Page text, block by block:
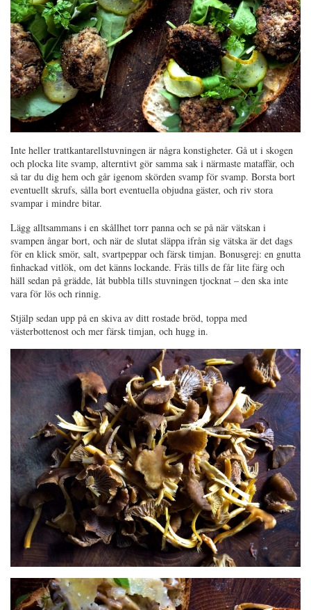
Inte heller trattkantarellstuvningen är några konstigheter. Gå ut i skogen
och plocka lite svamp, alterntivt gör samma sak i närmaste mataffär, och
så tar du dig hem och går igenom skörden svamp för svamp. Borsta bort
eventuellt skrufs, sålla bort eventuella objudna gäster, och riv stora
svampar i mindre bitar.
Lägg alltsammans i en skållhet torr panna och se på när vätskan i
svampen ångar bort, och när de slutat släppa ifrån sig vätska är det dags
för en klick smör, salt, svartpeppar och färsk timjan. Bonusgrej: en gnutta
finhackad vitlök, om det känns lockande. Fräs tills de får lite färg och
häll sedan på grädde, låt bubbla tills stuvningen tjocknat – den ska inte
vara för lös och rinnig.
Stjälp sedan upp på en skiva av ditt rostade bröd, toppa med
västerbottenost och mer färsk timjan, och hugg in.